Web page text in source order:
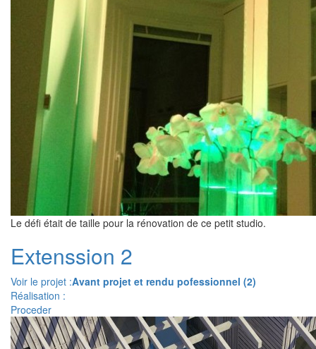
Le défi était de taille pour la rénovation de ce petit studio.
Extenssion 2
Voir le projet :Avant projet et rendu pofessionnel (2)
Réalisation :
Proceder